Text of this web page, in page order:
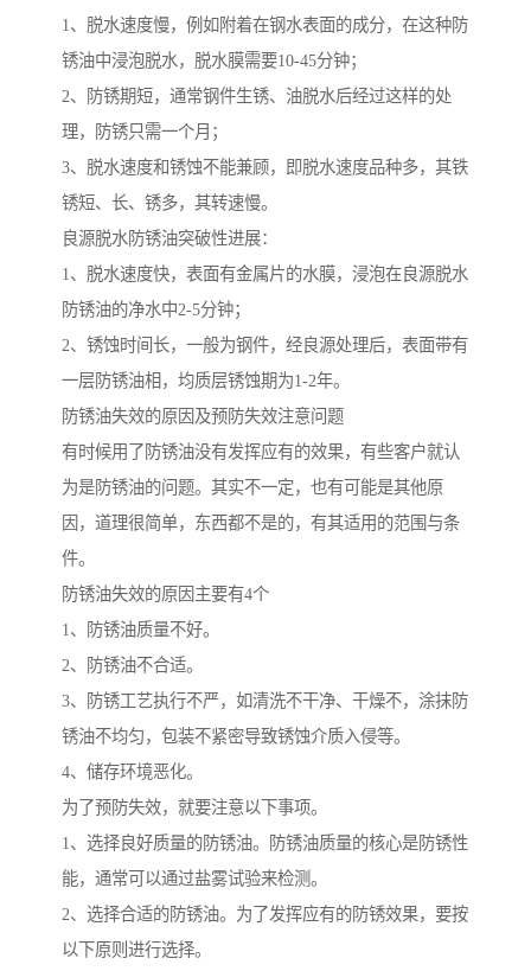
1、脱水速度慢，例如附着在钢水表面的成分，在这种防
锈油中浸泡脱水，脱水膜需要10-45分钟；
2、防锈期短，通常钢件生锈、油脱水后经过这样的处
理，防锈只需一个月；
3、脱水速度和锈蚀不能兼顾，即脱水速度品种多，其铁
锈短、长、锈多，其转速慢。
良源脱水防锈油突破性进展：
1、脱水速度快，表面有金属片的水膜，浸泡在良源脱水
防锈油的净水中2-5分钟；
2、锈蚀时间长，一般为钢件，经良源处理后，表面带有
一层防锈油相，均质层锈蚀期为1-2年。
防锈油失效的原因及预防失效注意问题
有时候用了防锈油没有发挥应有的效果，有些客户就认
为是防锈油的问题。其实不一定，也有可能是其他原
因，道理很简单，东西都不是的，有其适用的范围与条
件。
防锈油失效的原因主要有4个
1、防锈油质量不好。
2、防锈油不合适。
3、防锈工艺执行不严，如清洗不干净、干燥不，涂抹防
锈油不均匀，包装不紧密导致锈蚀介质入侵等。
4、储存环境恶化。
为了预防失效，就要注意以下事项。
1、选择良好质量的防锈油。防锈油质量的核心是防锈性
能，通常可以通过盐雾试验来检测。
2、选择合适的防锈油。为了发挥应有的防锈效果，要按
以下原则进行选择。